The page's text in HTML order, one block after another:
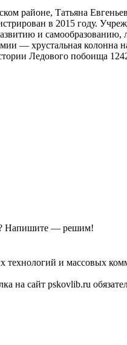
районе, Татьяна
в 2015 году.
и самообразованию,
— хрустальная
Ледового побоища
Напишите — решим!
и массовых
на сайт pskovlib.ru